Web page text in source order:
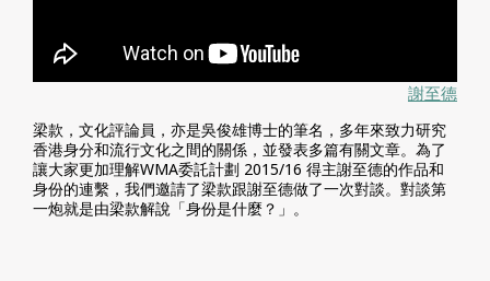
謝至德
梁款，文化評論員，亦是吳俊雄博士的筆名，多年來致力研究
香港身分和流行文化之間的關係，並發表多篇有關文章。為了
讓大家更加理解WMA委託計劃 2015/16 得主謝至德的作品和
身份的連繫，我們邀請了梁款跟謝至德做了一次對談。對談第
一炮就是由梁款解說「身份是什麼？」。